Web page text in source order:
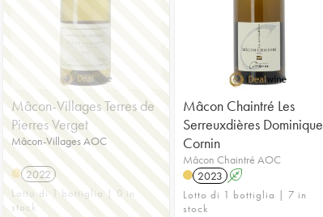
Mâcon-Villages Terres de
Pierres Verget
Mâcon-Villages AOC
2022
Lotto di 1 bottiglia | 0 in
stock
Mâcon Chaintré Les
Serreuxdières Dominique
Cornin
Mâcon Chaintré AOC
2023 A
Lotto di 1 bottiglia | 7 in
stock